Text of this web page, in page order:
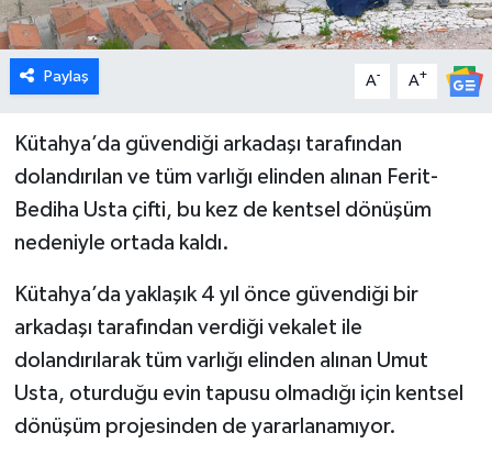
Paylaş A- A+
Kütahya’da güvendiği arkadaşı tarafından
dolandırılan ve tüm varlığı elinden alınan Ferit-
Bediha Usta çifti, bu kez de kentsel dönüşüm
nedeniyle ortada kaldı.
Kütahya’da yaklaşık 4 yıl önce güvendiği bir
arkadaşı tarafından verdiği vekalet ile
dolandırılarak tüm varlığı elinden alınan Umut
Usta, oturduğu evin tapusu olmadığı için kentsel
dönüşüm projesinden de yararlanamıyor.
Genel
Gündem
Hisarcık
Köşe Yazıları
Kültür Sanat
Kütahya
Magazin